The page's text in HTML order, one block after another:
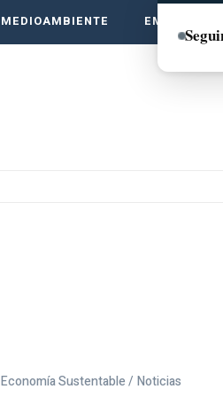
MEDIOAMBIENTE EMPRENDE
Economía Sustentable / Noticias